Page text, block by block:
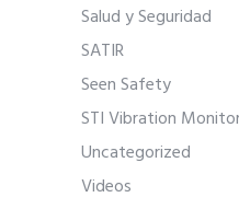
Salud y Seguridad
SATIR
Seen Safety
STI Vibration
Uncategorized
Videos